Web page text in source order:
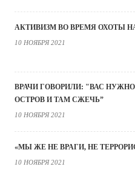
АКТИВИЗМ ВО ВРЕМЯ ОХОТЫ
10 НОЯБРЯ 2021
ВРАЧИ ГОВОРИЛИ: "ВАС
ОСТРОВ И ТАМ СЖЕЧЬ”
10 НОЯБРЯ 2021
«МЫ ЖЕ НЕ ВРАГИ, НЕ
10 НОЯБРЯ 2021